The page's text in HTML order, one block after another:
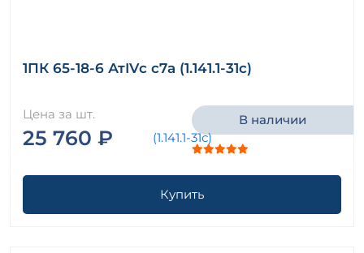
1ПК 65-18-6 АтIVс с7а (1.141.1-31с)
Цена за шт.
25 760 ₽
В наличии
Купить